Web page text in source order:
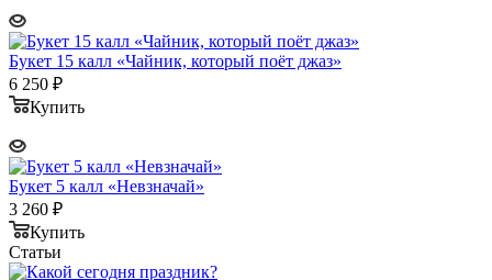
Букет 15 калл «Чайник, который поёт джаз»
6 250 ₽
Купить
Букет 5 калл «Невзначай»
3 260 ₽
Купить
Статьи